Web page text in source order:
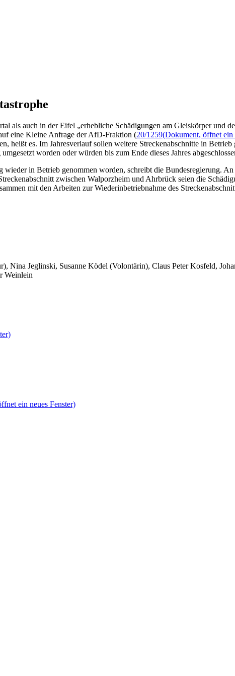
auch in der Eifel „erhebliche Schädigungen am Gleiskörper und
eine Kleine Anfrage der AfD-Fraktion (20/1259(Dokument, öffnet ein
es. Im Jahresverlauf sollen weitere Streckenabschnitte in
worden oder würden bis zum Ende dieses Jahres
in Betrieb genommen worden, schreibt die Bundesregierung.
zwischen Walporzheim und Ahrbrück seien die
mit den Arbeiten zur Wiederinbetriebnahme des
Nina Jeglinski, Susanne Ködel (Volontärin), Claus Peter Kosfeld,
Weinlein
ein neues Fenster)